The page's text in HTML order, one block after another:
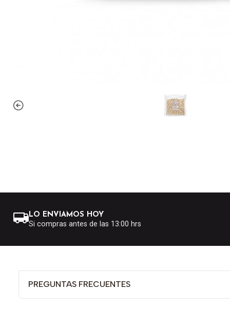
LO ENVIAMOS HOY
Si compras antes de las 13:00 hrs
PREGUNTAS FRECUENTES